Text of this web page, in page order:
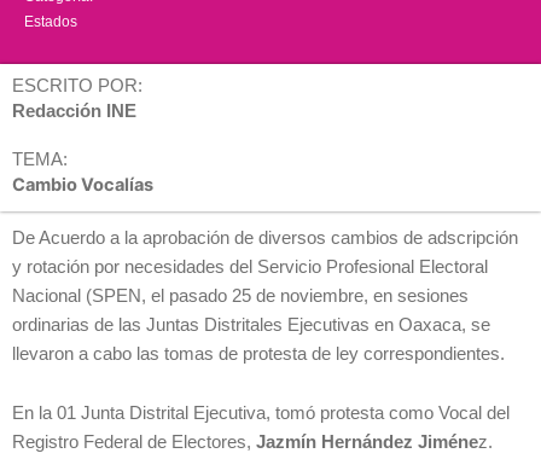
Estados
ESCRITO POR:
Redacción INE
TEMA:
Cambio Vocalías
De Acuerdo a la aprobación de diversos cambios de adscripción
y rotación por necesidades del Servicio Profesional Electoral
Nacional (SPEN, el pasado 25 de noviembre, en sesiones
ordinarias de las Juntas Distritales Ejecutivas en Oaxaca, se
llevaron a cabo las tomas de protesta de ley correspondientes.
En la 01 Junta Distrital Ejecutiva, tomó protesta como Vocal del
Registro Federal de Electores, Jazmín Hernández Jiménez.